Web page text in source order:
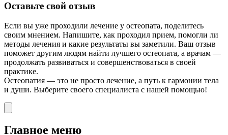
Оставьте свой отзыв
Если вы уже проходили лечение у остеопата, поделитесь
своим мнением. Напишите, как проходил прием, помогли ли
методы лечения и какие результаты вы заметили. Ваш отзыв
поможет другим людям найти лучшего остеопата, а врачам —
продолжать развиваться и совершенствоваться в своей
практике.
Остеопатия — это не просто лечение, а путь к гармонии тела
и души. Выберите своего специалиста с нашей помощью!
Главное меню